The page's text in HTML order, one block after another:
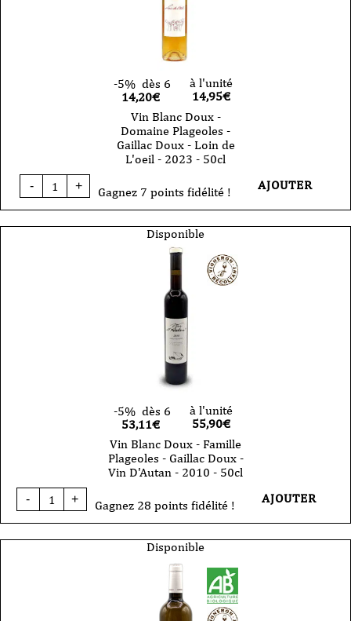
-5% dès 6
14,20€
à l'unité
14,95€
Vin Blanc Doux -
Domaine Plageoles -
Gaillac Doux - Loin de
L'oeil - 2023 - 50cl
-
quantité
de
Doux
+ Gagnez 7 points fidélité ! AJOUTER
Disponible
-5% dès 6
53,11€
à l'unité
55,90€
Vin Blanc Doux - Famille
Plageoles - Gaillac Doux -
Vin D'Autan - 2010 - 50cl
-
quantité
de
Doux
+ Gagnez 28 points fidélité ! AJOUTER
Disponible